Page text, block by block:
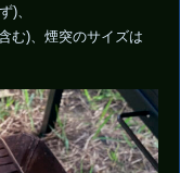
)、
む)、煙突のサイズは